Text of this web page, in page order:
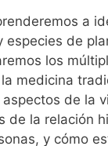
a
especies de
los
medicina
de la
de la relación
y cómo